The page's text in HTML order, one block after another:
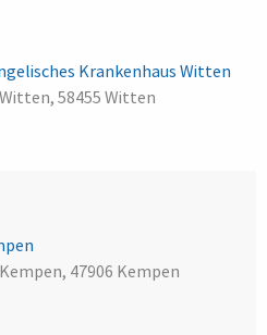
Krankenhaus Witten
58455 Witten
47906 Kempen